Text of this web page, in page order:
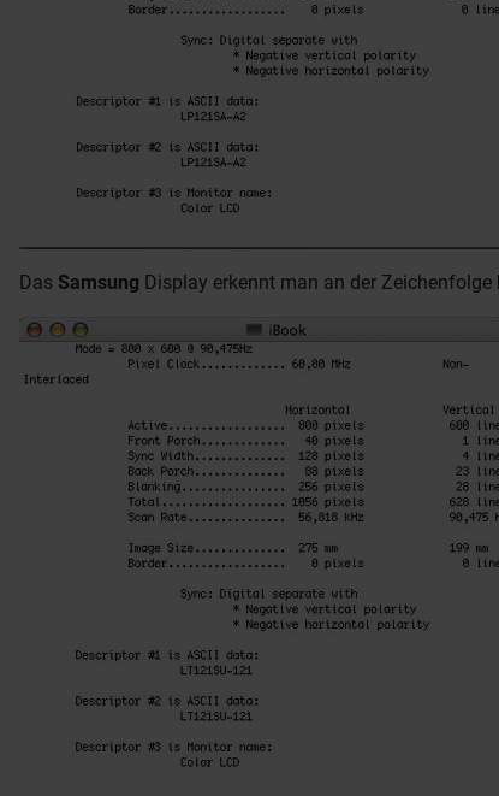
Das Samsung Display erkennt man an der Zeichenfolge